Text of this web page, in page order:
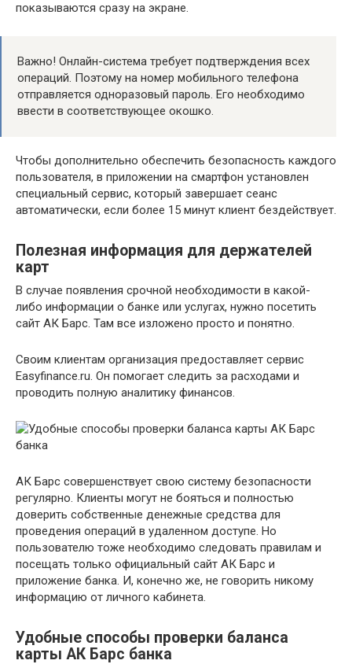
показываются сразу на экране.
Важно! Онлайн-система требует подтверждения всех
операций. Поэтому на номер мобильного телефона
отправляется одноразовый пароль. Его необходимо
ввести в соответствующее окошко.
Чтобы дополнительно обеспечить безопасность каждого
пользователя, в приложении на смартфон установлен
специальный сервис, который завершает сеанс
автоматически, если более 15 минут клиент бездействует.
Полезная информация для держателей
карт
В случае появления срочной необходимости в какой-
либо информации о банке или услугах, нужно посетить
сайт АК Барс. Там все изложено просто и понятно.
Своим клиентам организация предоставляет сервис
Еasyfinance.ru. Он помогает следить за расходами и
проводить полную аналитику финансов.
АК Барс совершенствует свою систему безопасности
регулярно. Клиенты могут не бояться и полностью
доверить собственные денежные средства для
проведения операций в удаленном доступе. Но
пользователю тоже необходимо следовать правилам и
посещать только официальный сайт АК Барс и
приложение банка. И, конечно же, не говорить никому
информацию от личного кабинета.
Удобные способы проверки баланса
карты АК Барс банка